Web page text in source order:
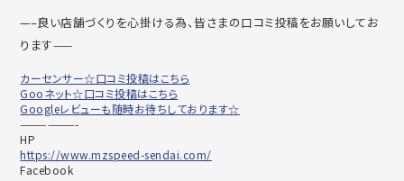
—–良い店舗づくりを心掛ける為、皆さまの口コミ投稿をお願いしてお
ります——
カーセンサー☆口コミ投稿はこちら
Gooネット☆口コミ投稿はこちら
Googleレビューも随時お待ちしております☆
——————-
HP
https://www.mzspeed-sendai.com/
Facebook